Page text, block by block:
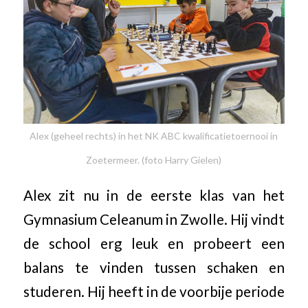
Alex (geheel rechts) in het NK ABC kwalificatietoernooi in
Zoetermeer. (foto Harry Gielen)
Alex zit nu in de eerste klas van het
Gymnasium Celeanum in Zwolle. Hij vindt
de school erg leuk en probeert een
balans te vinden tussen schaken en
studeren. Hij heeft in de voorbije periode